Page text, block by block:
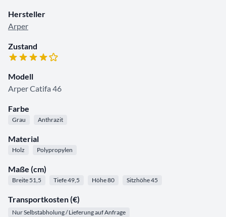
Hersteller
Arper
Zustand
Modell
Arper Catifa 46
Farbe
Grau Anthrazit
Material
Holz Polypropylen
Maße (cm)
Breite 51,5 Tiefe 49,5 Höhe 80 Sitzhöhe 45
Transportkosten (€)
Nur Selbstabholung / Lieferung auf Anfrage